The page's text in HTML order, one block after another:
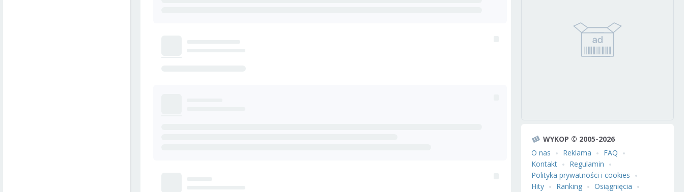
WYKOP © 2005-2026
O nas
Reklama
FAQ
Kontakt
Regulamin
Polityka prywatności i cookies
Hity
Ranking
Osiągnięcia